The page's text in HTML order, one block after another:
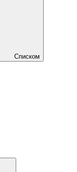
Списком